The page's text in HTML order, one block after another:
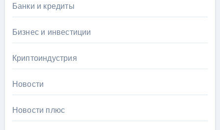
Банки и кредиты
Бизнес и инвестиции
Криптоиндустрия
Новости
Новости плюс